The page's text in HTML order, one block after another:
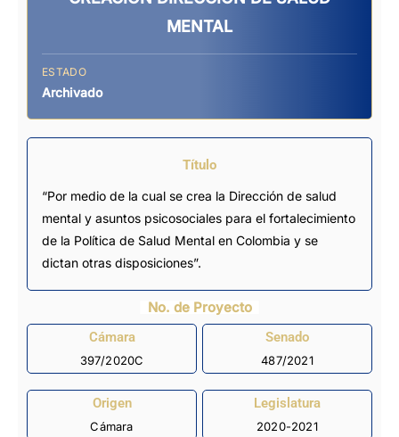
MENTAL
ESTADO
Archivado
Título
“Por medio de la cual se crea la Dirección de salud
mental y asuntos psicosociales para el fortalecimiento
de la Política de Salud Mental en Colombia y se
dictan otras disposiciones”.
No. de Proyecto
Cámara
397/2020C
Senado
487/2021
Origen
Cámara
Legislatura
2020-2021